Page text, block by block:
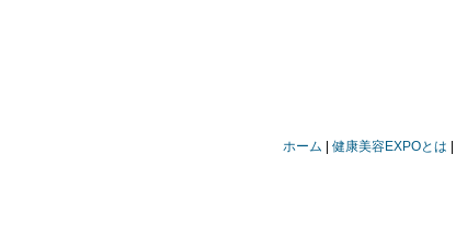
ホーム 健康美容EXPOとは